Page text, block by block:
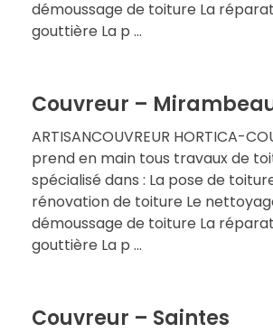
démoussage de toiture La
gouttière La p ...
Couvreur –
ARTISANCOUVREUR HORTICA-
prend en main tous travaux de
spécialisé dans : La pose de
rénovation de toiture Le
démoussage de toiture La
gouttière La p ...
Couvreur – Saintes